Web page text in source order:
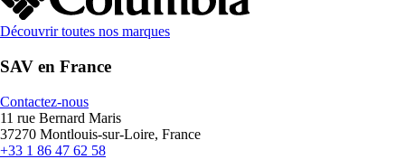
Découvrir toutes nos marques
SAV en France
Contactez-nous
11 rue Bernard Maris
37270 Montlouis-sur-Loire, France
+33 1 86 47 62 58